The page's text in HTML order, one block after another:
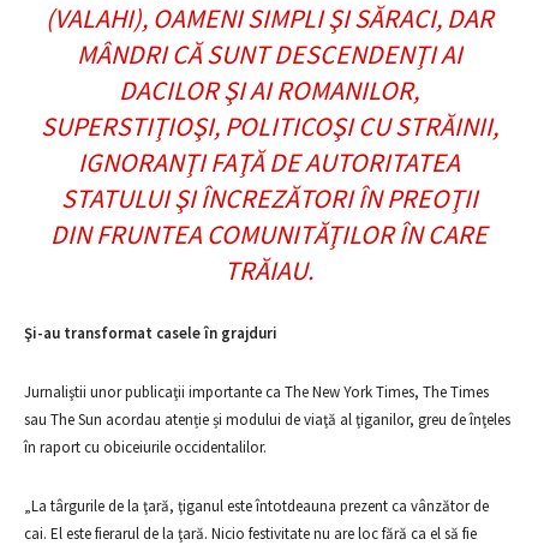
(VALAHI), OAMENI SIMPLI ŞI SĂRACI, DAR
MÂNDRI CĂ SUNT DESCENDENŢI AI
DACILOR ŞI AI ROMANILOR,
SUPERSTIŢIOŞI, POLITICOŞI CU STRĂINII,
IGNORANŢI FAŢĂ DE AUTORITATEA
STATULUI ŞI ÎNCREZĂTORI ÎN PREOŢII
DIN FRUNTEA COMUNITĂŢILOR ÎN CARE
TRĂIAU.
Şi-au transformat casele în grajduri
Jurnaliştii unor publicaţii importante ca The New York Times, The Times
sau The Sun acordau atenție și modului de viaţă al ţiganilor, greu de înţeles
în raport cu obiceiurile occidentalilor.
„La târgurile de la ţară, ţiganul este întotdeauna prezent ca vânzător de
cai. El este fierarul de la ţară. Nicio festivitate nu are loc fără ca el să fie